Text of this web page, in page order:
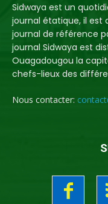
Sidwaya est un
journal étatique, il est
journal de référence
journal Sidwaya est
Ouagadougou la
chefs-lieux des
Nous contacter: